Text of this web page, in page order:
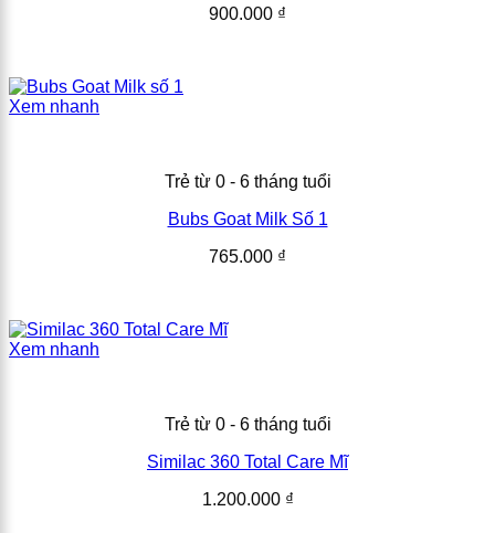
900.000 ₫
Xem nhanh
Trẻ từ 0 - 6 tháng tuổi
Bubs Goat Milk Số 1
765.000 ₫
Xem nhanh
Trẻ từ 0 - 6 tháng tuổi
Similac 360 Total Care Mĩ
1.200.000 ₫